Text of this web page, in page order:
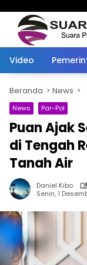
Video
Beranda News
News Par-Pol
Puan Ajak
di Tengah
Tanah Air
Daniel Kibo
Senin, 1